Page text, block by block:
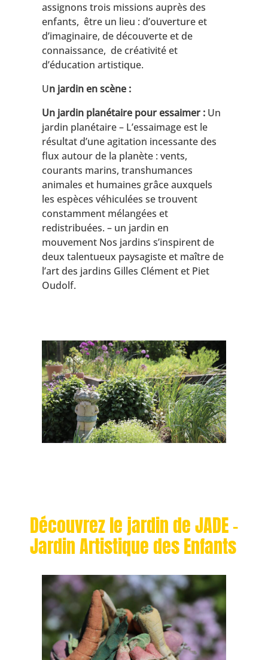
assignons trois missions auprès des
enfants, être un lieu : d’ouverture et
d’imaginaire, de découverte et de
connaissance, de créativité et
d’éducation artistique.
Un jardin en scène :
Un jardin planétaire pour essaimer : Un
jardin planétaire – L’essaimage est le
résultat d’une agitation incessante des
flux autour de la planète : vents,
courants marins, transhumances
animales et humaines grâce auxquels
les espèces véhiculées se trouvent
constamment mélangées et
redistribuées. – un jardin en
mouvement Nos jardins s’inspirent de
deux talentueux paysagiste et maître de
l’art des jardins Gilles Clément et Piet
Oudolf.
Découvrez le jardin de JADE -
Jardin Artistique des Enfants